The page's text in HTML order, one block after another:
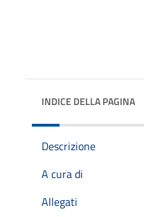
INDICE DELLA PAGINA
Descrizione
A cura di
Allegati